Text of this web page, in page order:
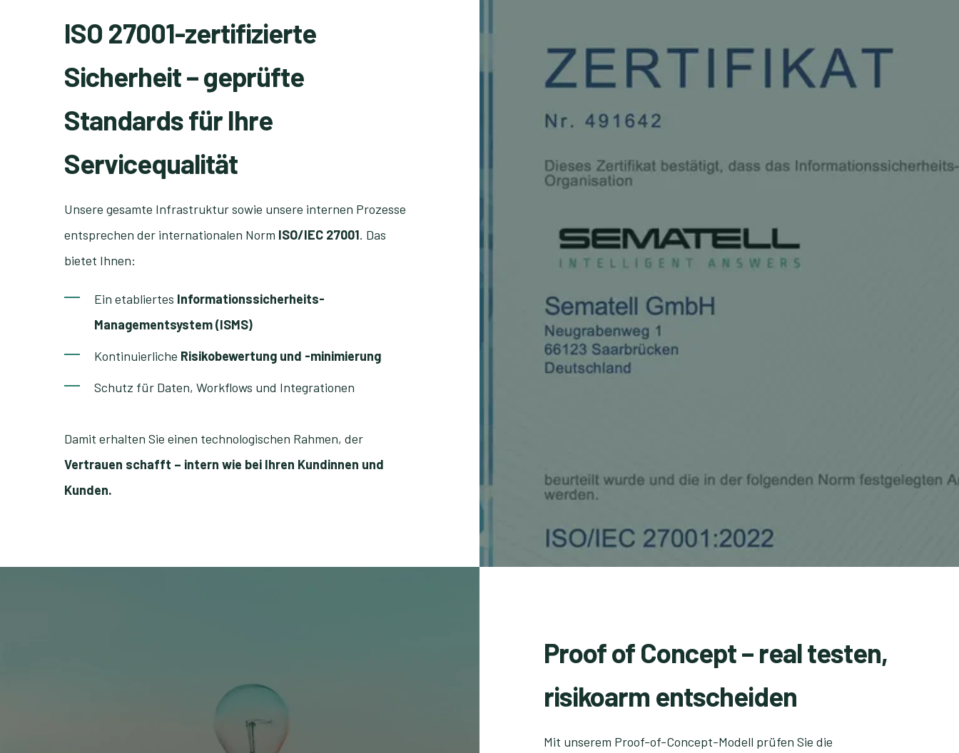
ISO 27001-zertifizierte
Sicherheit – geprüfte
Standards für Ihre
Servicequalität
Unsere gesamte Infrastruktur sowie unsere internen Prozesse
entsprechen der internationalen Norm ISO/IEC 27001. Das
bietet Ihnen:
Ein etabliertes Informationssicherheits-
Managementsystem (ISMS)
Kontinuierliche Risikobewertung und -minimierung
Schutz für Daten, Workflows und Integrationen
Damit erhalten Sie einen technologischen Rahmen, der
Vertrauen schafft – intern wie bei Ihren Kundinnen und
Kunden.
Proof of Concept – real testen,
risikoarm entscheiden
Mit unserem Proof-of-Concept-Modell prüfen Sie die